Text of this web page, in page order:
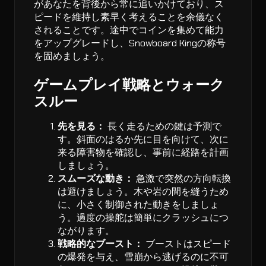
があなたを背後から常に追いかけており、ス
ピードを維持し素早く考えることを余儀なく
されることです。途中でコインを集めて能力
をアップグレードし、Snowboard Kingの称号
を固めましょう。
ゲームプレイ戦略とウォーク
スルー
先を見る： 長く走るための鍵は予測で
す。斜面のはるか先に目を向けて、次に
来る障害物を確認し、事前に経路を計画
しましょう。
スムーズな動き： 急激で突然の方向転換
は避けましょう。木や岩の間を縫うため
に、小さく制御された動きをしましょ
う。過度の操舵は簡単にクラッシュにつ
ながります。
戦略的なブースト： ブーストはスピード
の爆発を与え、雪崩から逃げるのに不可